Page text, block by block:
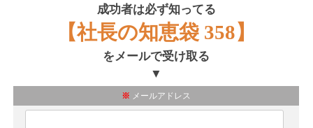
成功者は必ず知ってる
【社長の知恵袋 358】
をメールで受け取る
▼
※ メールアドレス